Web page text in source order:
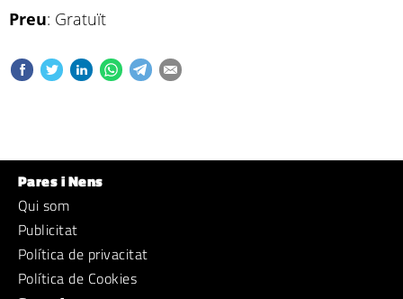
Preu: Gratuït
Pares i Nens
Qui som
Publicitat
Política de privacitat
Política de Cookies